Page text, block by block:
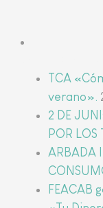
TCA
verano».
2 DE
POR LOS
ARBADA
FEACAB